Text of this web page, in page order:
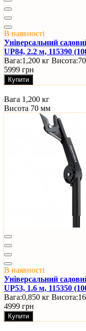
В наявності
Універсальний
UP84, 2.2 м, 115390
Вага:1,200 кг Висота:
5999 грн
Купити
Вага 1,200 кг
Висота 70 мм
В наявності
Універсальний
UP53, 1.6 м, 115350
Вага:0,850 кг Висота:
4999 грн
Купити